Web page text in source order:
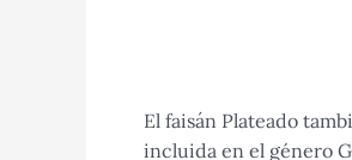
El faisán Plateado
incluida en el género